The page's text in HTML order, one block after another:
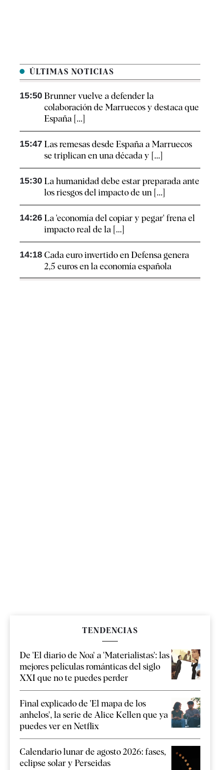
ÚLTIMAS NOTICIAS
15:50 Brunner vuelve a defender la
colaboración de Marruecos y destaca que
España [...]
15:47 Las remesas desde España a Marruecos
se triplican en una década y [...]
15:30 La humanidad debe estar preparada ante
los riesgos del impacto de un [...]
14:26 La 'economía del copiar y pegar' frena el
impacto real de la [...]
14:18 Cada euro invertido en Defensa genera
2,5 euros en la economía española
TENDENCIAS
De 'El diario de Noa' a 'Materialistas': las
mejores películas románticas del siglo
XXI que no te puedes perder
Final explicado de 'El mapa de los
anhelos', la serie de Alice Kellen que ya
puedes ver en Netflix
Calendario lunar de agosto 2026: fases,
eclipse solar y Perseidas